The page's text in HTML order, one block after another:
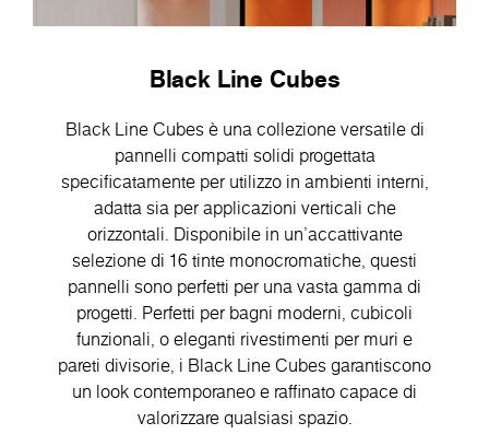
Black Line Cubes
Black Line Cubes è una collezione versatile di
pannelli compatti solidi progettata
specificatamente per utilizzo in ambienti interni,
adatta sia per applicazioni verticali che
orizzontali. Disponibile in un'accattivante
selezione di 16 tinte monocromatiche, questi
pannelli sono perfetti per una vasta gamma di
progetti. Perfetti per bagni moderni, cubicoli
funzionali, o eleganti rivestimenti per muri e
pareti divisorie, i Black Line Cubes garantiscono
un look contemporaneo e raffinato capace di
valorizzare qualsiasi spazio.